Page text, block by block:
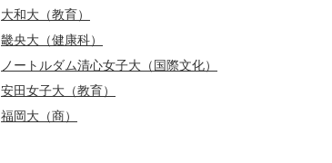
大和大（教育）
畿央大（健康科）
ノートルダム清心女子大（国際文化）
安田女子大（教育）
福岡大（商）